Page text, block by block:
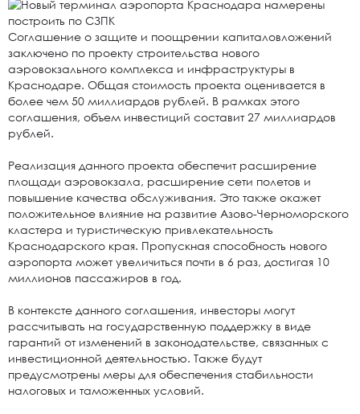
Соглашение о защите и поощрении капиталовложений
заключено по проекту строительства нового
аэровокзального комплекса и инфраструктуры в
Краснодаре. Общая стоимость проекта оценивается в
более чем 50 миллиардов рублей. В рамках этого
соглашения, объем инвестиций составит 27 миллиардов
рублей.
Реализация данного проекта обеспечит расширение
площади аэровокзала, расширение сети полетов и
повышение качества обслуживания. Это также окажет
положительное влияние на развитие Азово-Черноморского
кластера и туристическую привлекательность
Краснодарского края. Пропускная способность нового
аэропорта может увеличиться почти в 6 раз, достигая 10
миллионов пассажиров в год.
В контексте данного соглашения, инвесторы могут
рассчитывать на государственную поддержку в виде
гарантий от изменений в законодательстве, связанных с
инвестиционной деятельностью. Также будут
предусмотрены меры для обеспечения стабильности
налоговых и таможенных условий.